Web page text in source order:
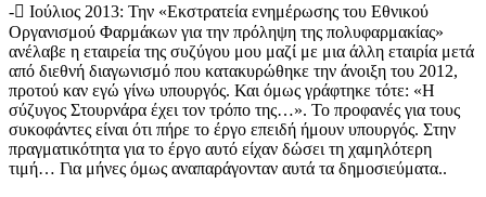
- Ιούλιος 2013: Την «Εκστρατεία ενημέρωσης του Εθνικού
Οργανισμού Φαρμάκων για την πρόληψη της πολυφαρμακίας»
ανέλαβε η εταιρεία της συζύγου μου μαζί με μια άλλη εταιρία μετά
από διεθνή διαγωνισμό που κατακυρώθηκε την άνοιξη του 2012,
προτού καν εγώ γίνω υπουργός. Και όμως γράφτηκε τότε: «Η
σύζυγος Στουρνάρα έχει τον τρόπο της…». Το προφανές για τους
συκοφάντες είναι ότι πήρε το έργο επειδή ήμουν υπουργός. Στην
πραγματικότητα για το έργο αυτό είχαν δώσει τη χαμηλότερη
τιμή… Για μήνες όμως αναπαράγονταν αυτά τα δημοσιεύματα..